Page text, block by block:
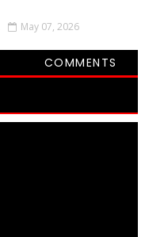
May 07, 2026
COMMENTS